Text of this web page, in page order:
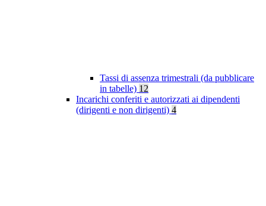
Tassi di assenza trimestrali (da pubblicare
in tabelle) 12
Incarichi conferiti e autorizzati ai dipendenti
(dirigenti e non dirigenti) 4